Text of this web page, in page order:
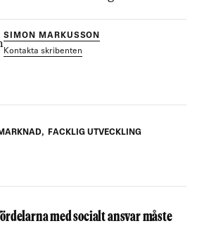
SIMON MARKUSSON
Kontakta skribenten
, FACKLIG UTVECKLING
med socialt ansvar måste